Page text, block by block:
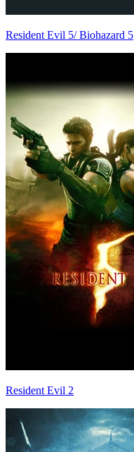
Resident Evil 5/ Biohazard 5
Resident Evil 2